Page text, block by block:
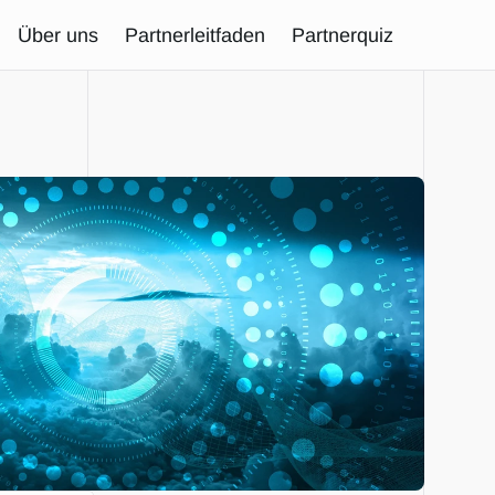
Über uns Partnerleitfaden Partnerquiz